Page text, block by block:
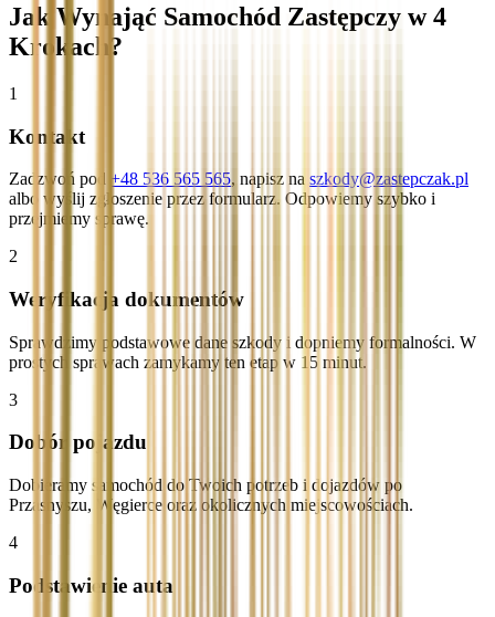
Jak Wynająć Samochód Zastępczy w 4
Krokach?
1
Kontakt
Zadzwoń pod +48 536 565 565, napisz na szkody@zastepczak.pl
albo wyślij zgłoszenie przez formularz. Odpowiemy szybko i
przejmiemy sprawę.
2
Weryfikacja dokumentów
Sprawdzimy podstawowe dane szkody i dopniemy formalności. W
prostych sprawach zamykamy ten etap w 15 minut.
3
Dobór pojazdu
Dobieramy samochód do Twoich potrzeb i dojazdów po
Przasnyszu, Węgierce oraz okolicznych miejscowościach.
4
Podstawienie auta